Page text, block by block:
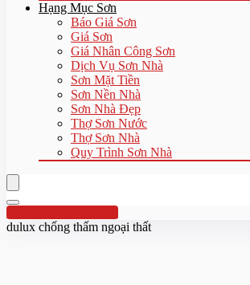
Hạng Mục Sơn
Báo Giá Sơn
Giá Sơn
Giá Nhân Công Sơn
Dịch Vụ Sơn Nhà
Sơn Mặt Tiền
Sơn Nền Nhà
Sơn Nhà Đẹp
Thợ Sơn Nước
Thợ Sơn Nhà
Quy Trình Sơn Nhà
Hotline:0961 894 472
dulux chống thấm ngoại thất